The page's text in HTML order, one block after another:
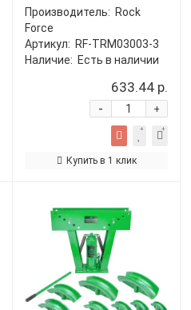
Производитель: Rock
Force
Артикул: RF-TRM03003-3
Наличие: Есть в наличии
633.44 р.
+
-
Купить в 1 клик